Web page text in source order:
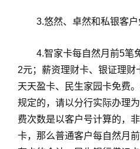
3.悠然、卓然和私银客户
4.智家卡每自然月前5笔
2元；薪资理财卡、银证理财
天天盈卡、民生家园卡免费
规定的，请以分行实际办理
费次数是以客户号计算的，
卡，那么普通客户每自然月